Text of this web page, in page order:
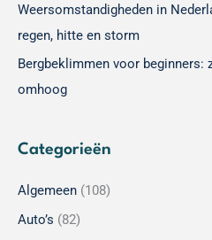
Weersomstandigheden in
regen, hitte en storm
Bergbeklimmen voor beginners:
omhoog
Categorieën
Algemeen (108)
Auto’s (82)